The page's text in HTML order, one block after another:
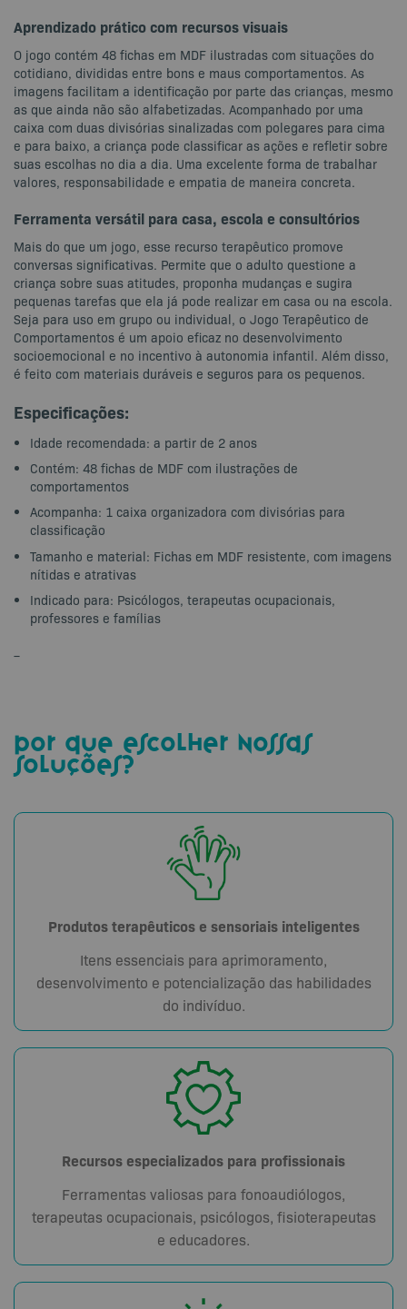
Aprendizado prático com recursos visuais
O jogo contém 48 fichas em MDF ilustradas com situações do
cotidiano, divididas entre bons e maus comportamentos. As
imagens facilitam a identificação por parte das crianças, mesmo
as que ainda não são alfabetizadas. Acompanhado por uma
caixa com duas divisórias sinalizadas com polegares para cima
e para baixo, a criança pode classificar as ações e refletir sobre
suas escolhas no dia a dia. Uma excelente forma de trabalhar
valores, responsabilidade e empatia de maneira concreta.
Ferramenta versátil para casa, escola e consultórios
Mais do que um jogo, esse recurso terapêutico promove
conversas significativas. Permite que o adulto questione a
criança sobre suas atitudes, proponha mudanças e sugira
pequenas tarefas que ela já pode realizar em casa ou na escola.
Seja para uso em grupo ou individual, o Jogo Terapêutico de
Comportamentos é um apoio eficaz no desenvolvimento
socioemocional e no incentivo à autonomia infantil. Além disso,
é feito com materiais duráveis e seguros para os pequenos.
Especificações:
Idade recomendada: a partir de 2 anos
Contém: 48 fichas de MDF com ilustrações de
comportamentos
Acompanha: 1 caixa organizadora com divisórias para
classificação
Tamanho e material: Fichas em MDF resistente, com imagens
nítidas e atrativas
Indicado para: Psicólogos, terapeutas ocupacionais,
professores e famílias
–
por que escolher nossas
soluções?
Produtos terapêuticos e sensoriais inteligentes
Itens essenciais para aprimoramento,
desenvolvimento e potencialização das habilidades
do indivíduo.
Recursos especializados para profissionais
Ferramentas valiosas para fonoaudiólogos,
terapeutas ocupacionais, psicólogos, fisioterapeutas
e educadores.